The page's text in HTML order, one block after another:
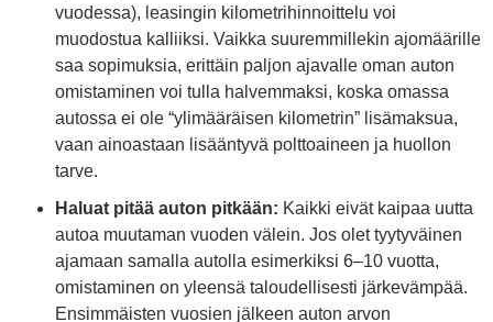
vuodessa), leasingin kilometrihinnoittelu voi
muodostua kalliiksi. Vaikka suuremmillekin ajomäärille
saa sopimuksia, erittäin paljon ajavalle oman auton
omistaminen voi tulla halvemmaksi, koska omassa
autossa ei ole “ylimääräisen kilometrin” lisämaksua,
vaan ainoastaan lisääntyvä polttoaineen ja huollon
tarve.
Haluat pitää auton pitkään: Kaikki eivät kaipaa uutta
autoa muutaman vuoden välein. Jos olet tyytyväinen
ajamaan samalla autolla esimerkiksi 6–10 vuotta,
omistaminen on yleensä taloudellisesti järkevämpää.
Ensimmäisten vuosien jälkeen auton arvon